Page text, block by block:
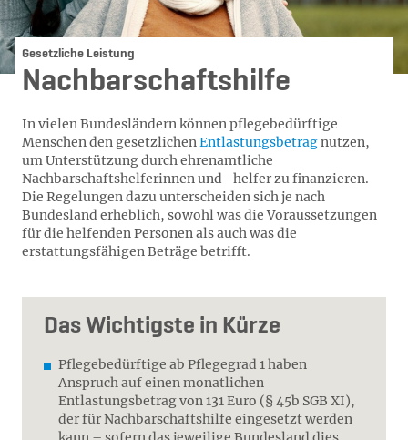
Gesetzliche Leistung
Nachbarschaftshilfe
In vielen Bundesländern können pflegebedürftige
Menschen den gesetzlichenEntlastungsbetragnutzen,
um Unterstützung durch ehrenamtliche
Nachbarschaftshelferinnen und -helfer zu finanzieren.
Die Regelungen dazu unterscheiden sich je nach
Bundesland erheblich, sowohl was die Voraussetzungen
für die helfenden Personen als auch was die
erstattungsfähigen Beträge betrifft.
Das Wichtigste in Kürze
Pflegebedürftige ab Pflegegrad 1 haben
Anspruch auf einen monatlichen
Entlastungsbetrag von 131 Euro (§ 45b SGB XI),
der für Nachbarschaftshilfe eingesetzt werden